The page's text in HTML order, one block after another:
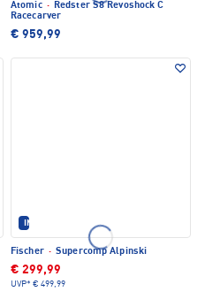
Atomic · Redster S8 Revoshock C
Racecarver
€ 959,99
IM SET ERHÄLTLICH
Fischer · Supercomp Alpinski
€ 299,99
UVP* € 499,99